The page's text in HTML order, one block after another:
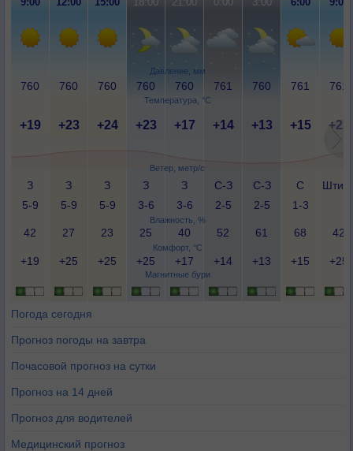
Давление, мм
Температура, °C
Ветер, метр/с
Влажность, %
Комфорт, °C
Магнитные бури
760 760 760 760 760 761 760 761 761
+19 +23 +24 +23 +17 +14 +13 +15 +22
З
5-9
З
5-9
З
5-9
З
3-6
З
3-6
С-З
2-5
С-З
2-5
С
1-3
42 27 23 25 40 52 61 68 42
+19 +25 +25 +25 +17 +14 +13 +15 +25
Погода сегодня
Прогноз погоды на завтра
Почасовой прогноз на сутки
Прогноз на 14 дней
Прогноз для водителей
Медицинский прогноз